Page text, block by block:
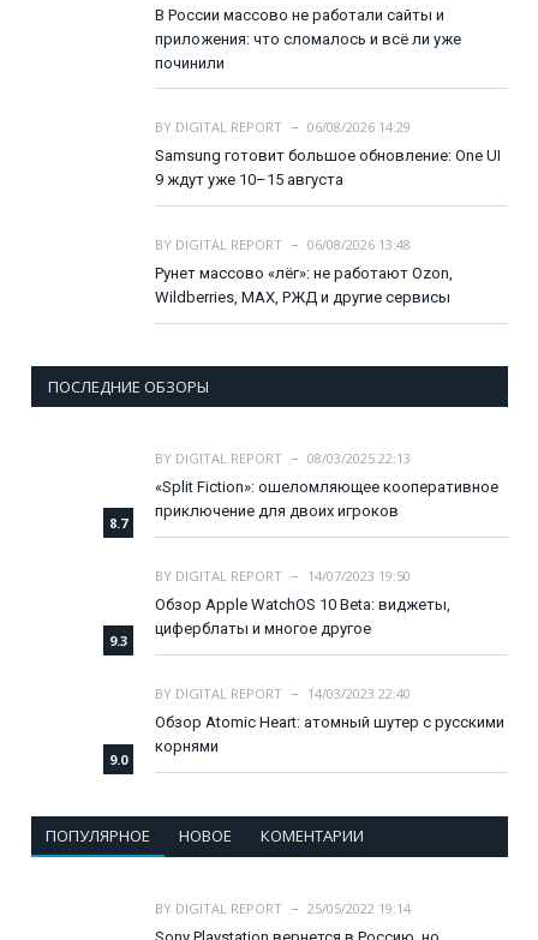
В России массово не работали сайты и
приложения: что сломалось и всё ли уже
починили
BY DIGITAL REPORT
06/08/2026 14:29
Samsung готовит большое обновление: One UI
9 ждут уже 10–15 августа
BY DIGITAL REPORT
06/08/2026 13:48
Рунет массово «лёг»: не работают Ozon,
Wildberries, MAX, РЖД и другие сервисы
ПОСЛЕДНИЕ ОБЗОРЫ
8.7
BY DIGITAL REPORT
08/03/2025 22:13
«Split Fiction»: ошеломляющее кооперативное
приключение для двоих игроков
9.3
BY DIGITAL REPORT
14/07/2023 19:50
Обзор Apple WatchOS 10 Beta: виджеты,
циферблаты и многое другое
9.0
BY DIGITAL REPORT
14/03/2023 22:40
Обзор Atomic Heart: атомный шутер с русскими
корнями
ПОПУЛЯРНОЕ НОВОЕ КОМЕНТАРИИ
BY DIGITAL REPORT
25/05/2022 19:14